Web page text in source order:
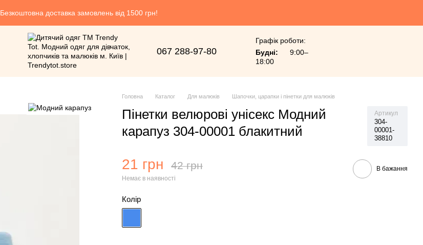
Безкоштовна доставка замовлень від 1500 грн!
067 288-97-80
Графік роботи:
Будні:
9:00–
18:00
Головна Каталог Для малюків Шапочки, царапки і пінетки для малюків
Пінетки велюрові унісекс Модний
карапуз 304-00001 блакитний
Артикул
304-
00001-
38810
21 грн 42 грн
Немає в наявності
В бажання
Колір